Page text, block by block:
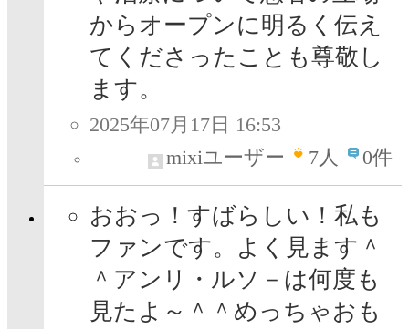
からオープンに明るく伝え
てくださったことも尊敬し
ます。
2025年07月17日 16:53
mixiユーザー
7人 0件
おおっ！すばらしい！私も
ファンです。よく見ます＾
＾アンリ・ルソ－は何度も
見たよ～＾＾めっちゃおも